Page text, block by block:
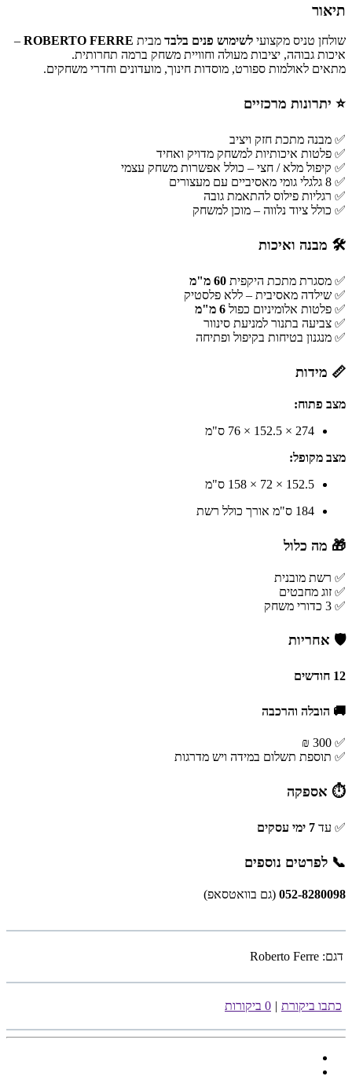
תיאור
שולחן טניס מקצועי לשימוש פנים בלבד מבית ROBERTO FERRE
–
איכות גבוהה, יציבות מעולה וחוויית משחק ברמה תחרותית.
מתאים לאולמות ספורט, מוסדות חינוך, מועדונים וחדרי משחקים.
⭐ יתרונות מרכזיים
✅ מבנה מתכת חזק ויציב
✅ פלטות איכותיות למשחק מדויק ואחיד
✅ קיפול מלא / חצי – כולל אפשרות משחק עצמי
✅ 8 גלגלי גומי מאסיביים עם מעצורים
✅ רגליות פילוס להתאמת גובה
✅ כולל ציוד נלווה – מוכן למשחק
🛠 מבנה ואיכות
✅ מסגרת מתכת היקפית 60 מ"מ
✅ שילדה מאסיבית – ללא פלסטיק
✅ פלטות אלומיניום כפול 6 מ"מ
✅ צביעה בתנור למניעת סינוור
✅ מנגנון בטיחות בקיפול ופתיחה
📏 מידות
מצב פתוח:
274 × 152.5 × 76 ס"מ
מצב מקופל:
152.5 × 72 × 158 ס"מ
184 ס"מ אורך כולל רשת
🎁 מה כלול
✅ רשת מובנית
✅ זוג מחבטים
✅ 3 כדורי משחק
🛡 אחריות
12 חודשים
🚚 הובלה והרכבה
✅ 300 ₪
✅ תוספת תשלום במידה ויש מדרגות
⏱ אספקה
✅ עד 7 ימי עסקים
📞 לפרטים נוספים
052-8280098 (גם בוואטסאפ)
דגם: Roberto Ferre
כתבו ביקורת | 0 ביקורות